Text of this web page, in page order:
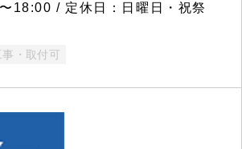
18:00 / 定休日：日曜日・祝祭
事・取付可